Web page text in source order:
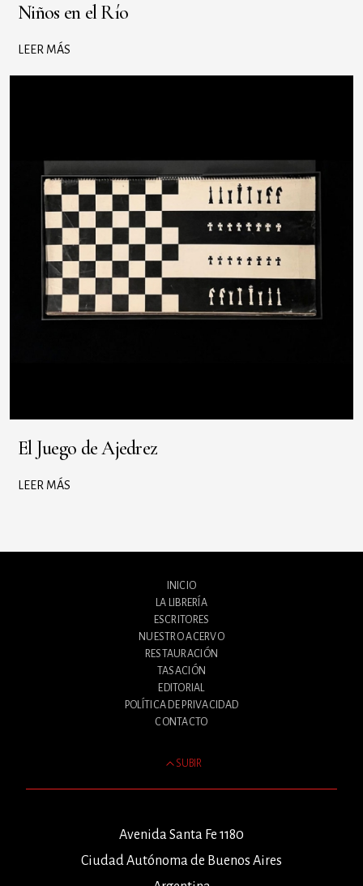
Niños en el Río
LEER MÁS
El Juego de Ajedrez
LEER MÁS
INICIO
LA LIBRERÍA
ESCRITORES
NUESTRO ACERVO
RESTAURACIÓN
TASACIÓN
EDITORIAL
POLÍTICA DE PRIVACIDAD
CONTACTO
SUBIR
Avenida Santa Fe 1180
Ciudad Autónoma de Buenos Aires